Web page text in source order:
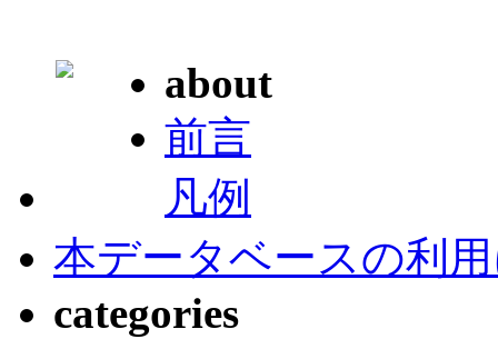
about
前言
凡例
本データベースの利
categories